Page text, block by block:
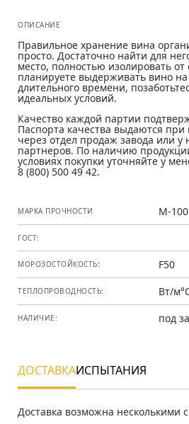
ОПИСАНИЕ
Правильное хранение вина
просто. Достаточно найти для
место, полностью изолировать
планируете выдерживать вино
длительного времени,
идеальных условий.
Качество каждой партии
Паспорта качества выдаются при
через отдел продаж завода или
партнеров. По наличию
условиях покупки уточняйте у
8 (800) 500 49 42.
МАРКА ПРОЧНОСТИ М-100
ГОСТ:
МОРОЗОСТОЙКОСТЬ: F50
ТЕПЛОПРОВОДНОСТЬ: Вт/
НАЛИЧИЕ: под
ДОСТАВКАИСПЫТАНИЯ
Доставка
Доставка возможна несколькими